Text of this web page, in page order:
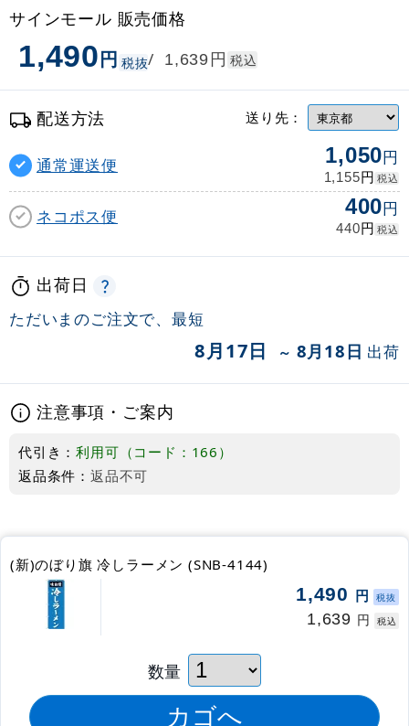
サインモール 販売価格
1,490円 税抜/ 1,639円 税込
配送方法 送り先：
通常運送便 1,050円
1,155円 税込
ネコポス便 400円
440円 税込
出荷日
ただいまのご注文で、最短
8月17日 ～ 8月18日 出荷
注意事項・ご案内
代引き：利用可（コード：166）
返品条件： 返品不可
(新)のぼり旗 冷しラーメン (SNB-4144)
1,490 円 税抜
1,639 円 税込
数量